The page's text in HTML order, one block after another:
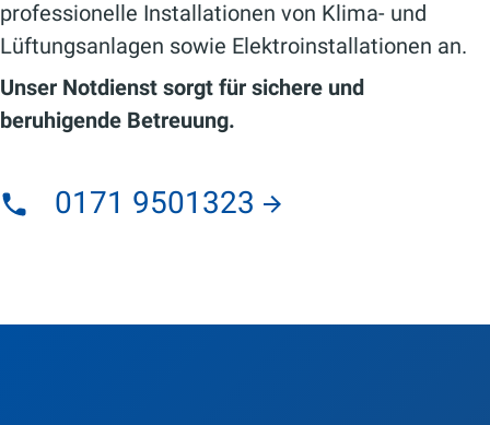
professionelle Installationen von Klima- und
Lüftungsanlagen sowie Elektroinstallationen an.
Unser Notdienst sorgt für sichere und
beruhigende Betreuung.
0171 9501323